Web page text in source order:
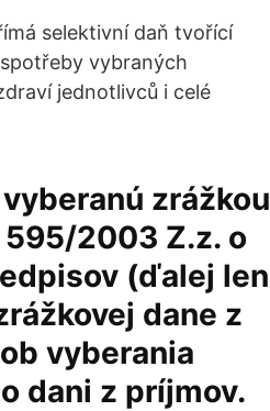
selektivní daň tvořící
vybraných
jednotlivců i celé
zrážkou
2003 Z.z. o
(ďalej len
dane z
vyberania
dani z príjmov.